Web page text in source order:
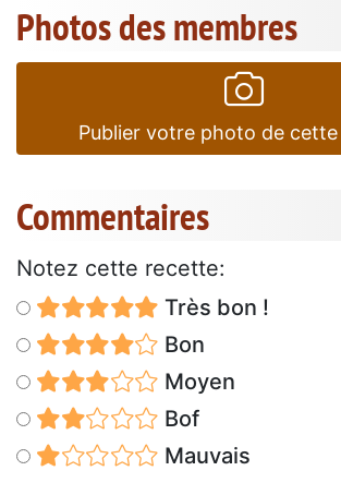
Photos des membres
Publier votre photo de
Commentaires
Notez cette recette:
Très bon !
Bon
Moyen
Bof
Mauvais